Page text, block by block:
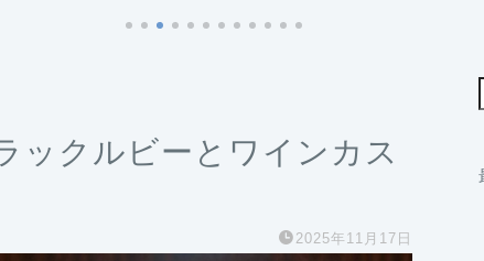
ックルビーとワインカス
2025年11月17日